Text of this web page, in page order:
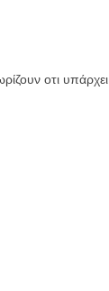
οτι υπάρχει